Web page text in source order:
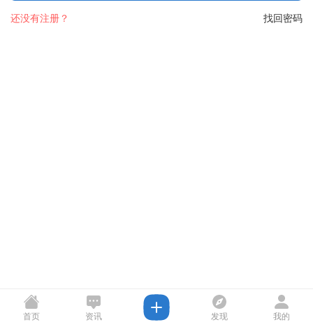
找回密码
还没有注册？
首页 资讯 发现 我的